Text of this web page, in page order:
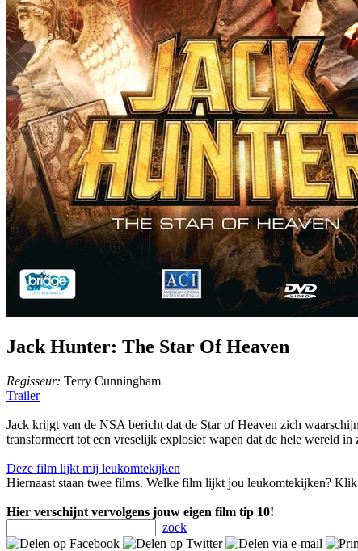
Jack Hunter: The Star Of Heaven
Regisseur: Terry Cunningham
Trailer
Jack krijgt van de NSA bericht dat de Star of Heaven zich
transformeert tot een vreselijk explosief wapen dat de hele wereld
Deze film lijkt mij leukomtekijken
Hiernaast staan twee films. Welke film lijkt jou leukomtekijken?
Hier verschijnt vervolgens jouw eigen film tip 10!
zoek